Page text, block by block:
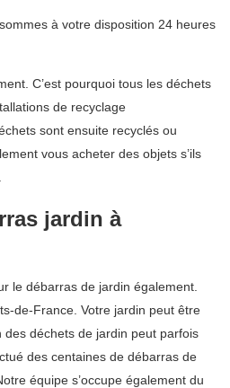
à votre disposition 24 heures
C’est pourquoi tous les déchets
de recyclage
sont ensuite recyclés ou
vous acheter des objets s’ils
jardin à
le débarras de jardin également.
de-France. Votre jardin peut être
des déchets de jardin peut parfois
des centaines de débarras de
équipe s’occupe également du